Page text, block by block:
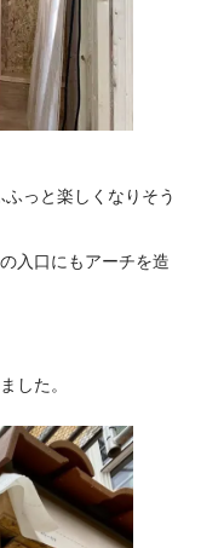
っと楽しくなりそう
入口にもアーチを造
した。